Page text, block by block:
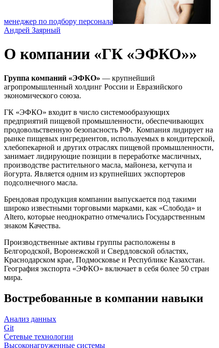
менеджер по подбору персонала
Андрей Заярный
О компании «ГК «ЭФКО»»
Группа компаний «ЭФКО» — крупнейший
агропромышленный холдинг России и Евразийского
экономического союза.
ГК «ЭФКО» входит в число системообразующих
предприятий пищевой промышленности, обеспечивающих
продовольственную безопасность РФ. Компания лидирует на
рынке пищевых ингредиентов, используемых в кондитерской,
хлебопекарной и других отраслях пищевой промышленности,
занимает лидирующие позиции в переработке масличных,
производстве растительного масла, майонеза, кетчупа и
йогурта. Является одним из крупнейших экспортеров
подсолнечного масла.
Брендовая продукция компании выпускается под такими
широко известными торговыми марками, как «Слобода» и
Altero, которые неоднократно отмечались Государственным
знаком Качества.
Производственные активы группы расположены в
Белгородской, Воронежской и Свердловской областях,
Краснодарском крае, Подмосковье и Республике Казахстан.
География экспорта «ЭФКО» включает в себя более 50 стран
мира.
Востребованные в компании навыки
Анализ данных
Git
Сетевые технологии
Высоконагруженные системы